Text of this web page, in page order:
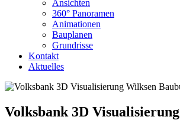
Ansichten
360° Panoramen
Animationen
Bauplanen
Grundrisse
Kontakt
Aktuelles
Volksbank 3D Visualisierung